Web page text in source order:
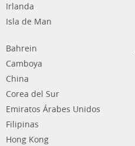
Irlanda
Isla de Man
Bahrein
Camboya
China
Corea del Sur
Emiratos Árabes Unidos
Filipinas
Hong Kong